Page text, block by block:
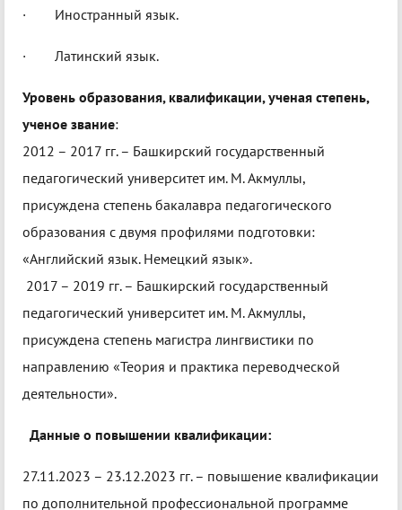
· Иностранный язык.
· Латинский язык.
Уровень образования, квалификации, ученая степень,
ученое звание:
2012 – 2017 гг. – Башкирский государственный
педагогический университет им. М. Акмуллы,
присуждена степень бакалавра педагогического
образования с двумя профилями подготовки:
«Английский язык. Немецкий язык».
2017 – 2019 гг. – Башкирский государственный
педагогический университет им. М. Акмуллы,
присуждена степень магистра лингвистики по
направлению «Теория и практика переводческой
деятельности».
Данные о повышении квалификации:
27.11.2023 – 23.12.2023 гг. – повышение квалификации
по дополнительной профессиональной программе